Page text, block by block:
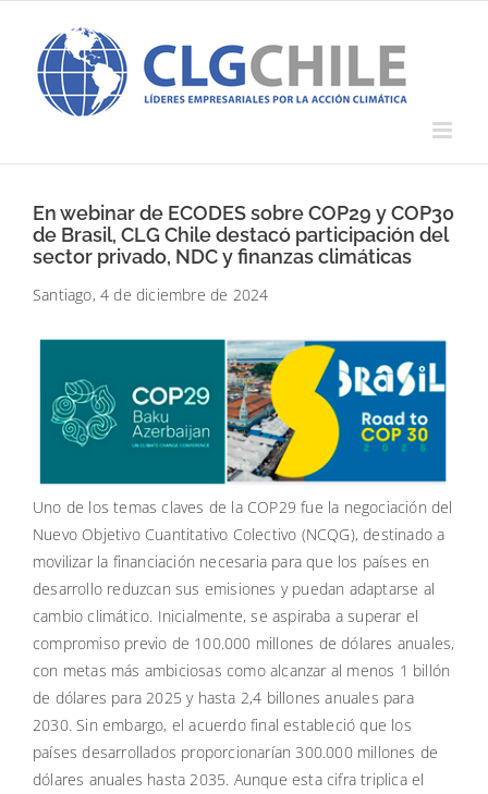
contenido
En webinar de ECODES sobre COP29 y COP30
de Brasil, CLG Chile destacó participación del
sector privado, NDC y finanzas climáticas
Santiago, 4 de diciembre de 2024
Uno de los temas claves de la COP29 fue la negociación del
Nuevo Objetivo Cuantitativo Colectivo (NCQG), destinado a
movilizar la financiación necesaria para que los países en
desarrollo reduzcan sus emisiones y puedan adaptarse al
cambio climático. Inicialmente, se aspiraba a superar el
compromiso previo de 100.000 millones de dólares anuales,
con metas más ambiciosas como alcanzar al menos 1 billón
de dólares para 2025 y hasta 2,4 billones anuales para
2030. Sin embargo, el acuerdo final estableció que los
países desarrollados proporcionarían 300.000 millones de
dólares anuales hasta 2035. Aunque esta cifra triplica el